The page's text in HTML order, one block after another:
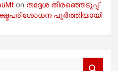
on തദ്ദേശ തിരഞ്ഞെടുപ്പ്
പൂർത്തിയായി